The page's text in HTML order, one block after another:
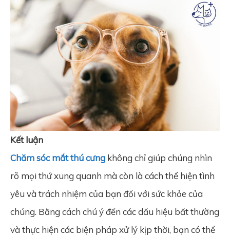
Kết luận
Chăm sóc mắt thú cưng không chỉ giúp chúng nhìn
rõ mọi thứ xung quanh mà còn là cách thể hiện tình
yêu và trách nhiệm của bạn đối với sức khỏe của
chúng. Bằng cách chú ý đến các dấu hiệu bất thường
và thực hiện các biện pháp xử lý kịp thời, bạn có thể